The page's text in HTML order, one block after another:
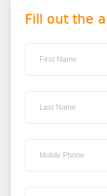
Fill out the